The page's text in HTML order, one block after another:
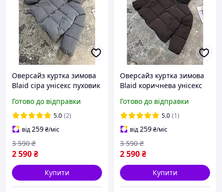
Оверсайз куртка зимова
Blaid сіра унісекс пуховик
теплий на зиму
Готово до відправки
5.0 (2)
від259₴/міс
2 590₴
3 590 ₴
Купити
Оверсайз куртка зимова
Blaid коричнева унісекс
чоловічий шоколадного
кольору теплий на зиму
Готово до відправки
5.0 (1)
від259₴/міс
2 590₴
3 590 ₴
Купити